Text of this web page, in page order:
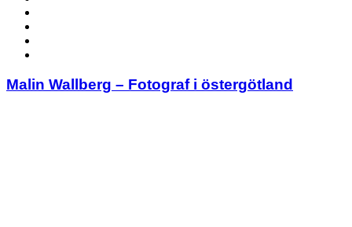
Malin Wallberg – Fotograf i östergötland